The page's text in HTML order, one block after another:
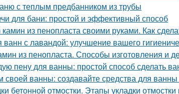
с теплым предбанником из трубы
для бани: простой и эффективный способ
из пенопласта своими руками. Как
с лавандой: улучшение вашего
из пенопласта. Способы изготовления и
пену для ванны: простой способ сделать
своей ванны: создавайте средства для
бетонной отмостки. Этапы укладки